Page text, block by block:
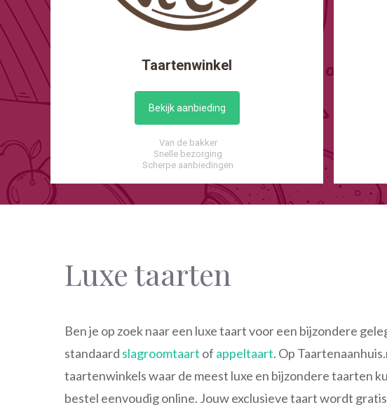
Taartenwinkel
Bekijk aanbieding
Van de bakker
Snelle bezorging
Scherpe aanbiedingen
Luxe taarten
Ben je op zoek naar een luxe taart voor een bijzondere
standaard slagroomtaart of appeltaart. Op
taartenwinkels waar de meest luxe en bijzondere taarten
bestel eenvoudig online. Jouw exclusieve taart wordt